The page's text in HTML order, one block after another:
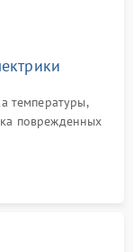
температуры,
поврежденных
и контактов.